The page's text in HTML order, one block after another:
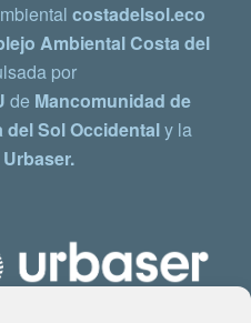
costadelsol.eco
Ambiental Costa del
por
de Mancomunidad de
del Sol Occidentaly la
Urbaser.